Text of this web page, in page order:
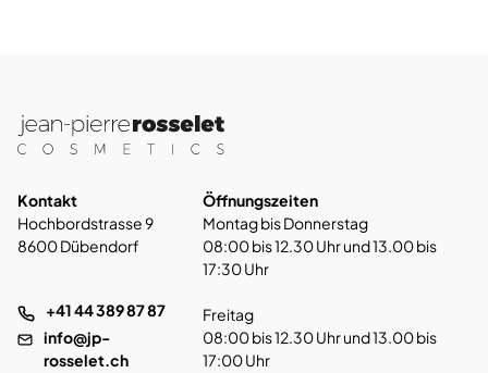
Kontakt
Hochbordstrasse 9
8600 Dübendorf
+41 44 389 87 87
info@jp-
rosselet.ch
Öffnungszeiten
Montag bis Donnerstag
08:00 bis 12.30 Uhr und 13.00 bis
17:30 Uhr
Freitag
08:00 bis 12.30 Uhr und 13.00 bis
17:00 Uhr